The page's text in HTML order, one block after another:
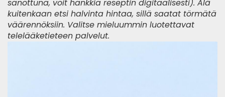
sanottuna, voit hankkia reseptin digitaalisesti). Älä
kuitenkaan etsi halvinta hintaa, sillä saatat törmätä
väärennöksiin. Valitse mieluummin luotettavat
telelääketieteen palvelut.